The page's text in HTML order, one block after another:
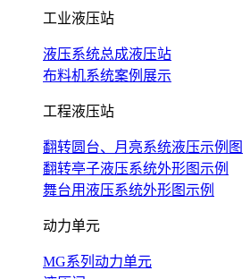
工业液压站
液压系统总成液压站
布料机系统案例展示
工程液压站
翻转圆台、月亮系统液压示例图
翻转亭子液压系统外形图示例
舞台用液压系统外形图示例
动力单元
MG系列动力单元